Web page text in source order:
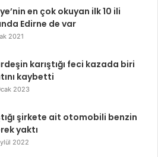
en çok okuyan ilk 10 ili
Edirne de var
2021
karıştığı feci kazada biri
kaybetti
2023
şirkete ait otomobili benzin
yaktı
2022